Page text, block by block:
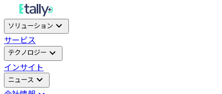
ソリューション expand_more
サービス
テクノロジー expand_more
インサイト
ニュース expand_more